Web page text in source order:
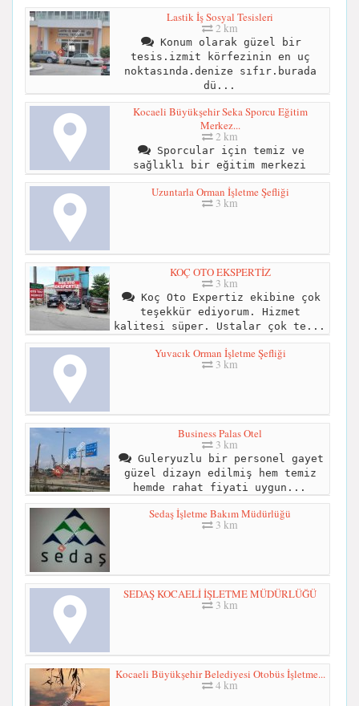
Lastik İş Sosyal Tesisleri
2 km
Konum olarak güzel bir
tesis.izmit körfezinin en uç
noktasında.denize sıfır.burada
dü...
Kocaeli Büyükşehir Seka Sporcu Eğitim
Merkez...
2 km
Sporcular için temiz ve
sağlıklı bir eğitim merkezi
Uzuntarla Orman İşletme Şefliği
3 km
KOÇ OTO EKSPERTİZ
3 km
Koç Oto Expertiz ekibine çok
teşekkür ediyorum. Hizmet
kalitesi süper. Ustalar çok te...
Yuvacık Orman İşletme Şefliği
3 km
Business Palas Otel
3 km
Guleryuzlu bir personel gayet
güzel dizayn edilmiş hem temiz
hemde rahat fiyati uygun...
Sedaş İşletme Bakım Müdürlüğü
3 km
SEDAŞ KOCAELİ İŞLETME MÜDÜRLÜĞÜ
3 km
Kocaeli Büyükşehir Belediyesi Otobüs İşletme...
4 km